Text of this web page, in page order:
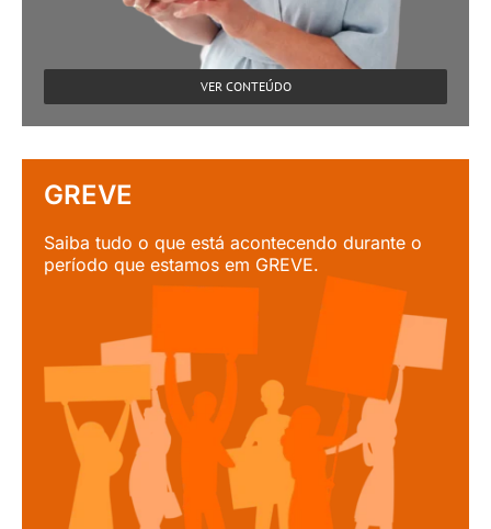
VER CONTEÚDO
GREVE
Saiba tudo o que está acontecendo durante o
período que estamos em GREVE.